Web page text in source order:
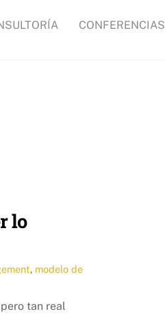
CONFERENCIAS
lo
, modelo de
tan real